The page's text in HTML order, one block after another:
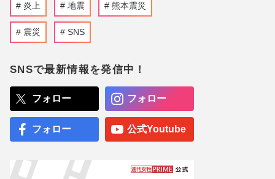
炎上 地震 熊本震災
震災 SNS
SNSで最新情報を発信中！
フォロー フォロー
フォロー 公式Youtube